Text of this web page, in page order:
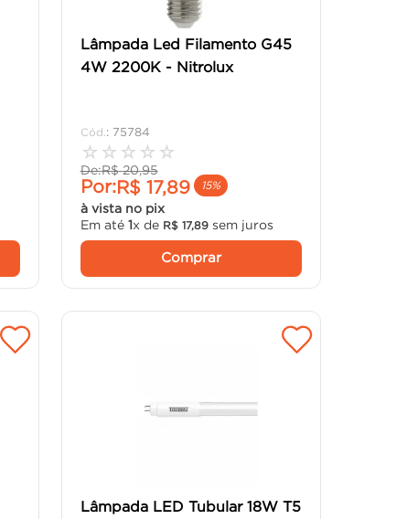
Lâmpada Led Filamento G45
4W 2200K - Nitrolux
: 75784
☆ ☆ ☆ ☆ ☆
De:R$ 20,95
Por:R$ 17,89 15%
à vista no pix
Em até 1x de R$ 17,89sem juros
Comprar
Lâmpada LED Tubular 18W T5